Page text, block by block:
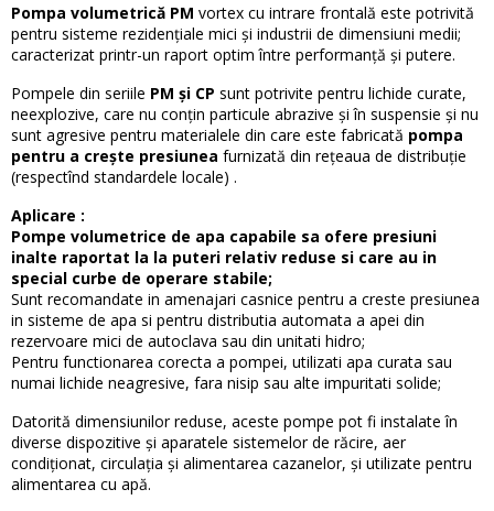
Pompa volumetrică PM vortex cu intrare frontală este potrivită
pentru sisteme rezidențiale mici și industrii de dimensiuni medii;
caracterizat printr-un raport optim între performanță și putere.
Pompele din seriile PM și CP sunt potrivite pentru lichide curate,
neexplozive, care nu conțin particule abrazive și în suspensie și nu
sunt agresive pentru materialele din care este fabricată pompa
pentru a crește presiunea furnizată din rețeaua de distribuție
(respectînd standardele locale) .
Aplicare :
Pompe volumetrice de apa capabile sa ofere presiuni
inalte raportat la la puteri relativ reduse si care au in
special curbe de operare stabile;
Sunt recomandate in amenajari casnice pentru a creste presiunea
in sisteme de apa si pentru distributia automata a apei din
rezervoare mici de autoclava sau din unitati hidro;
Pentru functionarea corecta a pompei, utilizati apa curata sau
numai lichide neagresive, fara nisip sau alte impuritati solide;
Datorită dimensiunilor reduse, aceste pompe pot fi instalate în
diverse dispozitive și aparatele sistemelor de răcire, aer
condiționat, circulația și alimentarea cazanelor, și utilizate pentru
alimentarea cu apă.